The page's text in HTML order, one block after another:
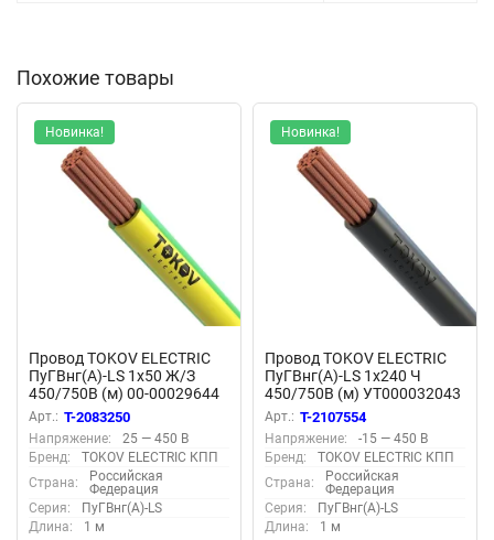
Похожие товары
Новинка!
Провод TOKOV ELECTRIC
ПуГВнг(А)-LS 1х50 Ж/З
450/750В (м) 00-00029644
Арт.: T-2083250
Напряжение:
25 — 450 В
Бренд:
TOKOV ELECTRIC КПП
Страна:
Российская
Федерация
Серия:
ПуГВнг(А)-LS
Длина:
1 м
Новинка!
Провод TOKOV ELECTRIC
ПуГВнг(А)-LS 1х240 Ч
450/750В (м) УТ000032043
Арт.: T-2107554
Напряжение:
-15 — 450 В
Бренд:
TOKOV ELECTRIC КПП
Страна:
Российская
Федерация
Серия:
ПуГВнг(А)-LS
Длина:
1 м